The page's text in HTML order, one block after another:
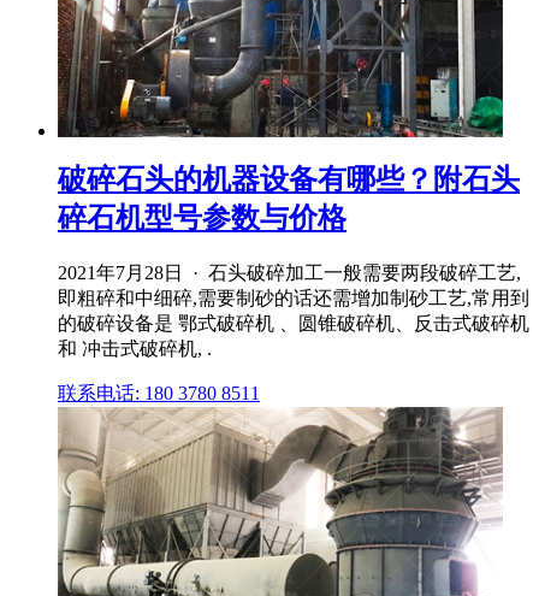
破碎石头的机器设备有哪些？附石头
碎石机型号参数与价格
2021年7月28日 · 石头破碎加工一般需要两段破碎工艺,
即粗碎和中细碎,需要制砂的话还需增加制砂工艺,常用到
的破碎设备是 鄂式破碎机 、圆锥破碎机、反击式破碎机
和 冲击式破碎机, .
联系电话: 180 3780 8511